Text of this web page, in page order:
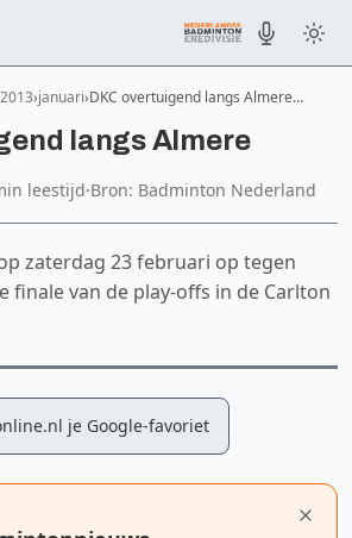
2013 januari DKC overtuigend langs Almere…
langs Almere
leestijd·Bron: Badminton Nederland
zaterdag 23 februari op tegen
finale van de play-offs in de Carlton
je Google-favoriet